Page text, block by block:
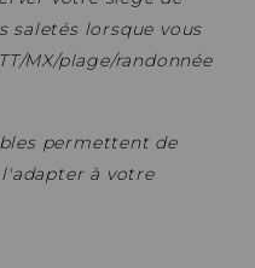
saletés lorsque vous
MX/plage/randonnée
permettent de
à votre